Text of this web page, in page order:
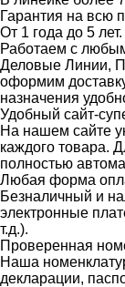
Гарантия на всю
От 1 года до 5 лет.
Работаем с
Деловые Линии,
оформим
назначения
Удобный сайт-
На нашем сайте
каждого товара.
полностью
Любая форма
Безналичный и
электронные
т.д.).
Проверенная
Наша
декларации,